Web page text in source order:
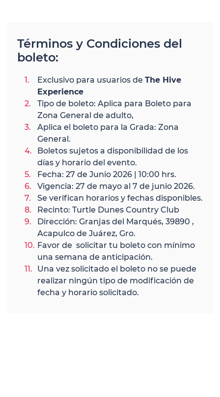
Términos y Condiciones del
boleto:
Exclusivo para usuarios de The Hive
Experience
Tipo de boleto: Aplica para Boleto para
Zona General de adulto,
Aplica el boleto para la Grada: Zona
General.
Boletos sujetos a disponibilidad de los
días y horario del evento.
Fecha: 27 de Junio 2026 | 10:00 hrs.
Vigencia: 27 de mayo al 7 de junio 2026.
Se verifican horarios y fechas disponibles.
Recinto: Turtle Dunes Country Club
Dirección: Granjas del Marqués, 39890 ,
Acapulco de Juárez, Gro.
Favor de solicitar tu boleto con mínimo
una semana de anticipación.
Una vez solicitado el boleto no se puede
realizar ningún tipo de modificación de
fecha y horario solicitado.